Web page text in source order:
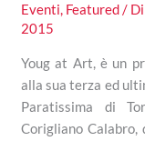
Eventi, Featured/
2015
Youg at Art, è un
alla sua terza ed
Paratissima di
Corigliano Calabro,